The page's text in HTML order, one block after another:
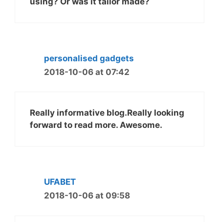
personalised gadgets
2018-10-06 at 07:42
Really informative blog.Really looking
forward to read more. Awesome.
UFABET
2018-10-06 at 09:58